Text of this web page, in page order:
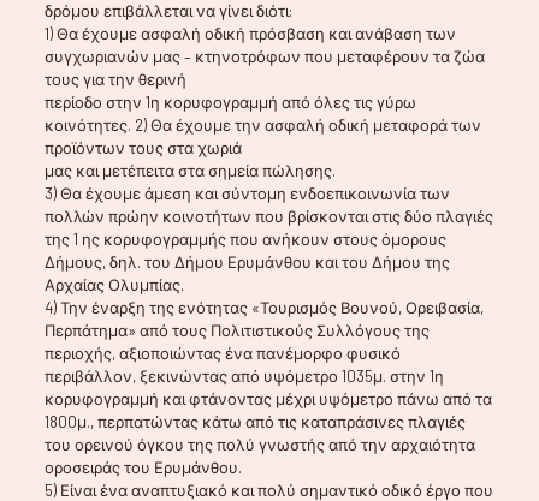
δρόμου επιβάλλεται να γίνει διότι:
1) Θα έχουμε ασφαλή οδική πρόσβαση και ανάβαση των
συγχωριανών μας – κτηνοτρόφων που μεταφέρουν τα ζώα
τους για την θερινή
περίοδο στην 1η κορυφογραμμή από όλες τις γύρω
κοινότητες. 2) Θα έχουμε την ασφαλή οδική μεταφορά των
προϊόντων τους στα χωριά
μας και μετέπειτα στα σημεία πώλησης.
3) Θα έχουμε άμεση και σύντομη ενδοεπικοινωνία των
πολλών πρώην κοινοτήτων που βρίσκονται στις δύο πλαγιές
της 1 ης κορυφογραμμής που ανήκουν στους όμορους
Δήμους, δηλ. του Δήμου Ερυμάνθου και του Δήμου της
Αρχαίας Ολυμπίας.
4) Την έναρξη της ενότητας «Τουρισμός Βουνού, Ορειβασία,
Περπάτημα» από τους Πολιτιστικούς Συλλόγους της
περιοχής, αξιοποιώντας ένα πανέμορφο φυσικό
περιβάλλον, ξεκινώντας από υψόμετρο 1035μ. στην 1η
κορυφογραμμή και φτάνοντας μέχρι υψόμετρο πάνω από τα
1800μ., περπατώντας κάτω από τις καταπράσινες πλαγιές
του ορεινού όγκου της πολύ γνωστής από την αρχαιότητα
οροσειράς του Ερυμάνθου.
5) Είναι ένα αναπτυξιακό και πολύ σημαντικό οδικό έργο που